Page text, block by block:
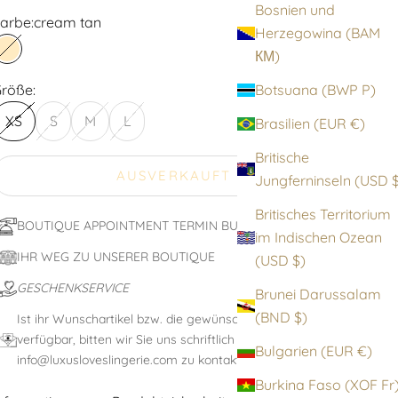
Bosnien und
Herzegowina (BAM
КМ)
Botsuana (BWP P)
Brasilien (EUR €)
Britische
Britisches Territorium
im Indischen Ozean
(USD $)
Brunei Darussalam
(BND $)
Bulgarien (EUR €)
Burkina Faso
cream tan
cream tan
XS
S M L
AUSVERKAUFT
BOUTIQUE APPOINTMENT TERMIN BUCHEN
IHR WEG ZU UNSERER BOUTIQUE
GESCHENKSERVICE
Ist ihr Wunschartikel bzw. die gewünschte Größe nicht
verfügbar, bitten wir Sie uns schriftlich unter:
info@luxusloveslingerie.com zu kontaktieren